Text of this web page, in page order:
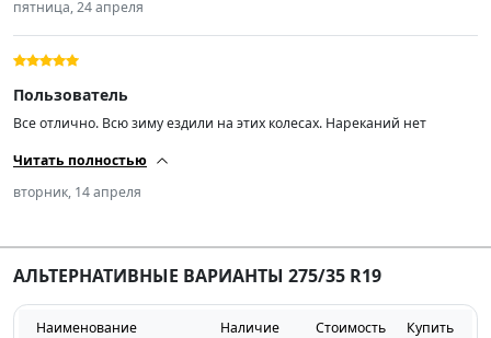
пятница, 24 апреля
Пользователь
Все отлично. Всю зиму ездили на этих колесах. Нареканий нет
Читать полностью
вторник, 14 апреля
АЛЬТЕРНАТИВНЫЕ ВАРИАНТЫ 275/35 R19
Наименование Наличие Стоимость Купить